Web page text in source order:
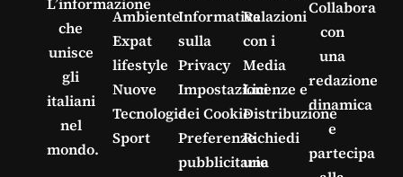
che
unisce
gli
italiani
nel
mondo.
Ambiente
Expat
lifestyle
Nuove
Tecnologie
Sport
Informativa
sulla
Privacy
Impostazioni
dei Cookie
Preferenze
pubblicitarie
Relazioni
con i
Media
Licenze e
Distribuzione
Richiedi
una
Collabora
con
una
redazione
dinamica
e
partecipa